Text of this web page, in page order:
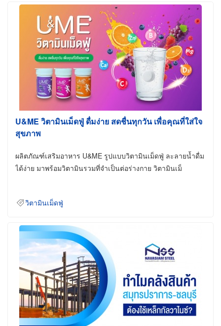
U&ME วิตามินเม็ดฟู่ ดื่มง่าย สดชื่นทุกวัน เพื่อคุณที่ใส่ใจ
สุขภาพ
ผลิตภัณฑ์เสริมอาหาร U&ME รูปแบบวิตามินเม็ดฟู่ ละลายน้ำดื่ม
ได้ง่าย มาพร้อมวิตามินรวมที่จำเป็นต่อร่างกาย วิตามินเม็
วิตามินเม็ดฟู่